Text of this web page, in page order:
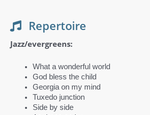
Repertoire
Jazz/evergreens:
What a wonderful world
God bless the child
Georgia on my mind
Tuxedo junction
Side by side